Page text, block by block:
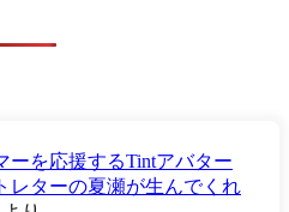
ーを応援するTintアバター
レターの夏瀬が生んでくれ